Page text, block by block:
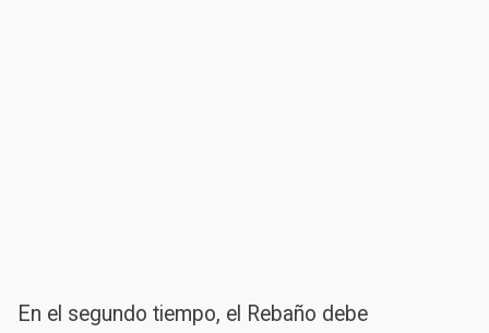
En el segundo tiempo, el Rebaño debe